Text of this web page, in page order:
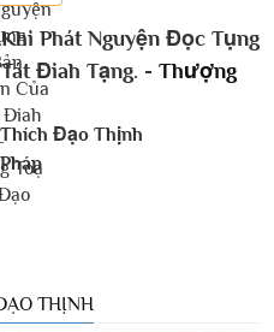
Phát Nguyện Đọc Tụng
Điah Tạng. - Thượng
Đạo Thịnh
THỊNH